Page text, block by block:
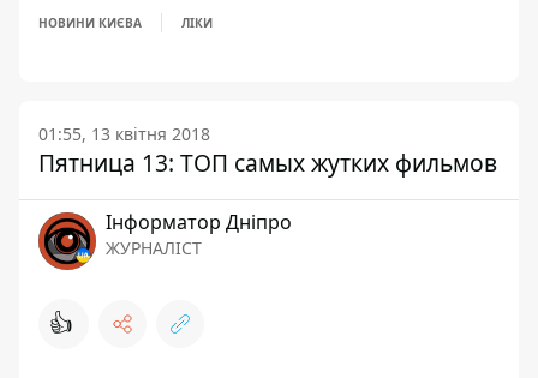
НОВИНИ КИЄВА ЛІКИ
01:55, 13 квітня 2018
Пятница 13: ТОП самых жутких фильмов
Інформатор Дніпро
ЖУРНАЛІСТ
👍